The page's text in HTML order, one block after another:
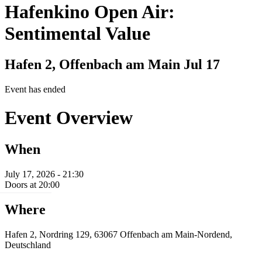
Hafenkino Open Air:
Sentimental Value
Hafen 2, Offenbach am Main Jul 17
Event has ended
Event Overview
When
July 17, 2026 - 21:30
Doors at 20:00
Where
Hafen 2, Nordring 129, 63067 Offenbach am Main-Nordend,
Deutschland